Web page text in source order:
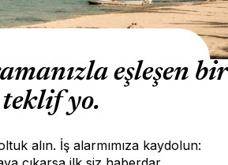
eşleşen bir
teklif yo.
alın. İş alarmımıza kaydolun: